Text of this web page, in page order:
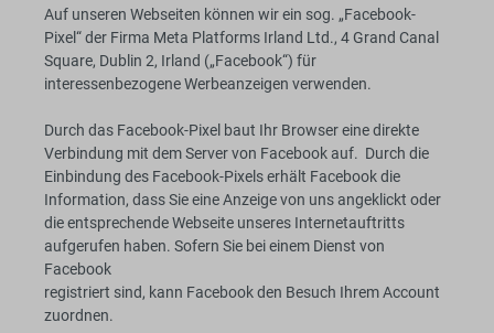
Auf unseren Webseiten können wir ein sog. „Facebook-
Pixel“ der Firma Meta Platforms Irland Ltd., 4 Grand Canal
Square, Dublin 2, Irland („Facebook“) für
interessenbezogene Werbeanzeigen verwenden.
Durch das Facebook-Pixel baut Ihr Browser eine direkte
Verbindung mit dem Server von Facebook auf. Durch die
Einbindung des Facebook-Pixels erhält Facebook die
Information, dass Sie eine Anzeige von uns angeklickt oder
die entsprechende Webseite unseres Internetauftritts
aufgerufen haben. Sofern Sie bei einem Dienst von
Facebook
registriert sind, kann Facebook den Besuch Ihrem Account
zuordnen.